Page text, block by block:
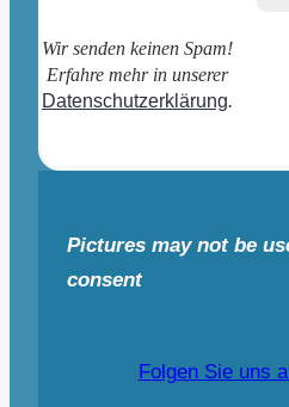
Wir senden keinen Spam!
Erfahre mehr in unserer
Datenschutzerklärung.
Pictures may not be
consent
Folgen Sie uns